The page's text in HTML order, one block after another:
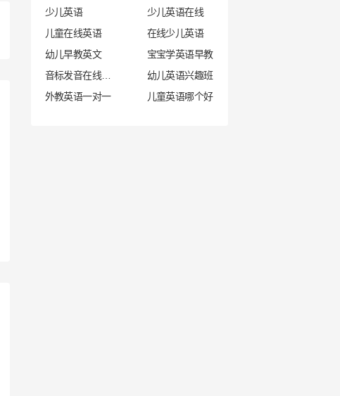
少儿英语
少儿英语在线
儿童在线英语
在线少儿英语
幼儿早教英文
宝宝学英语早教
幼儿英语兴趣班
外教英语一对一
儿童英语哪个好